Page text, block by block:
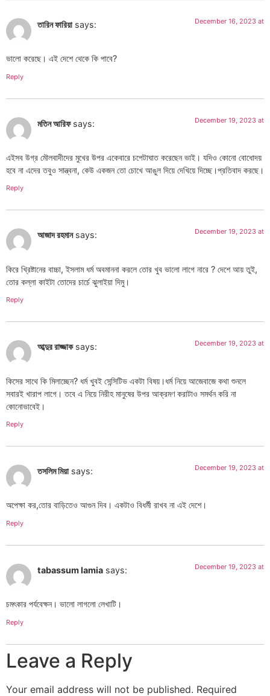
তারিন ফারিয়া says: December 16, 2023 at
ভালো করেছে। এই দেশে থেকে কি পাবে?
Reply
মতিন আরিফ says: December 19, 2023 at
এইসব উগ্র মৌলবাদীদের মুখের উপর একেবারে চপেটাঘাত করেছেন ভাই। যদিও কোনো বোধোদয়
হবে না এদের তবুও সান্ত্বনা, কেউ একজন তো চোখে আঙুল দিয়ে দেখিয়ে দিচ্ছে।প্রতিবাদ করছে।
Reply
আজাদ রহমান says: December 19, 2023 at
কিরে খ্রিষ্টানের বাচ্চা, ইসলাম ধর্ম অবমাননা করলে তোর খুব ভালো লাগে নারে ? দেশে আয় তুই,
তোর কল্লা কাইটা তোদের চার্চে ঝুলাইয়া দিমু।
Reply
আব্দুর রাজ্জাক says: December 19, 2023 at
কিসের সাথে কি মিলাচ্ছেন? ধর্ম খুবই সেন্সিটিভ একটা বিষয়।ধর্ম নিয়ে আজেবাজে কথা শুনলে
সবারই খারাপ লাগে। তবে এ নিয়ে নিরীহ মানুষের উপর আক্রমণ করাটাও সমর্থন করি না
কোনোভাবেই।
Reply
তসলিম মিয়া says: December 19, 2023 at
অপেক্ষা কর,তোর বাড়িতেও আগুন দিব। একটাও বিধর্মী রাখব না এই দেশে।
Reply
tabassum lamia says: December 19, 2023 at
চমৎকার পর্যবেক্ষন। ভালো লাগলো লেখাটি।
Reply
Leave a Reply
Your email address will not be published. Required